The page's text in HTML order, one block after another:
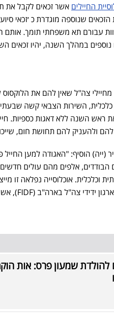
החיילים אשר זכאים לקבל את
הזכאים שנוספה מוגדרת כ ׳זכאי
עבורם תא משפחתי תומך. אותם
במהלך השנה, יהיו זכאים
צה"ל שאין להם את
השירות הצבאי קשה
השנה ללא דאגות כספיות.
להם ולהעניק להם תחושת חום,
(ייה) הוסיף: "האגודה למען
אלפים מהם עולים
וכלכלית. אוכלוסייה נפלאה זו
ידידי צה"ל בארה"ב (FIDF
),
להולדת שמעון פרס: אות